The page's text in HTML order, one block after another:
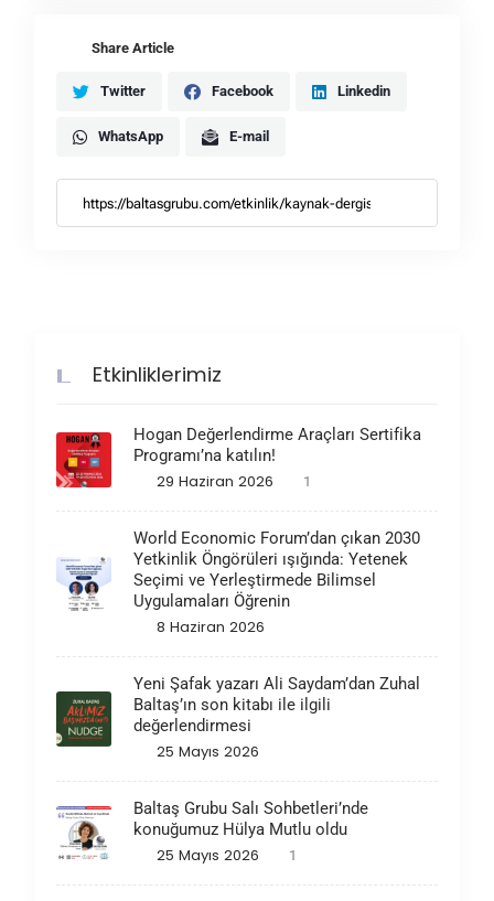
Share Article
Twitter Facebook Linkedin
WhatsApp E-mail
Etkinliklerimiz
Hogan Değerlendirme Araçları Sertifika
Programı’na katılın!
29 Haziran 2026 1
World Economic Forum’dan çıkan 2030
Yetkinlik Öngörüleri ışığında: Yetenek
Seçimi ve Yerleştirmede Bilimsel
Uygulamaları Öğrenin
8 Haziran 2026
Yeni Şafak yazarı Ali Saydam’dan Zuhal
Baltaş’ın son kitabı ile ilgili
değerlendirmesi
25 Mayıs 2026
Baltaş Grubu Salı Sohbetleri’nde
konuğumuz Hülya Mutlu oldu
25 Mayıs 2026 1